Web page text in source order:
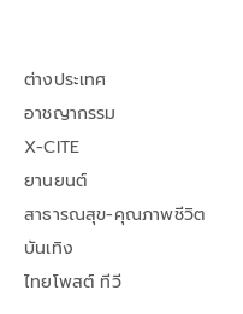
ต่างประเทศ
อาชญากรรม
X-CITE
ยานยนต์
สาธารณสุข-คุณภาพชีวิต
บันเทิง
ไทยโพสต์ ทีวี